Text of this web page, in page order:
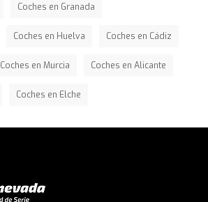
Coches en Granada
Coches en Huelva Coches en Cádiz
Coches en Murcia Coches en Alicante
Coches en Elche